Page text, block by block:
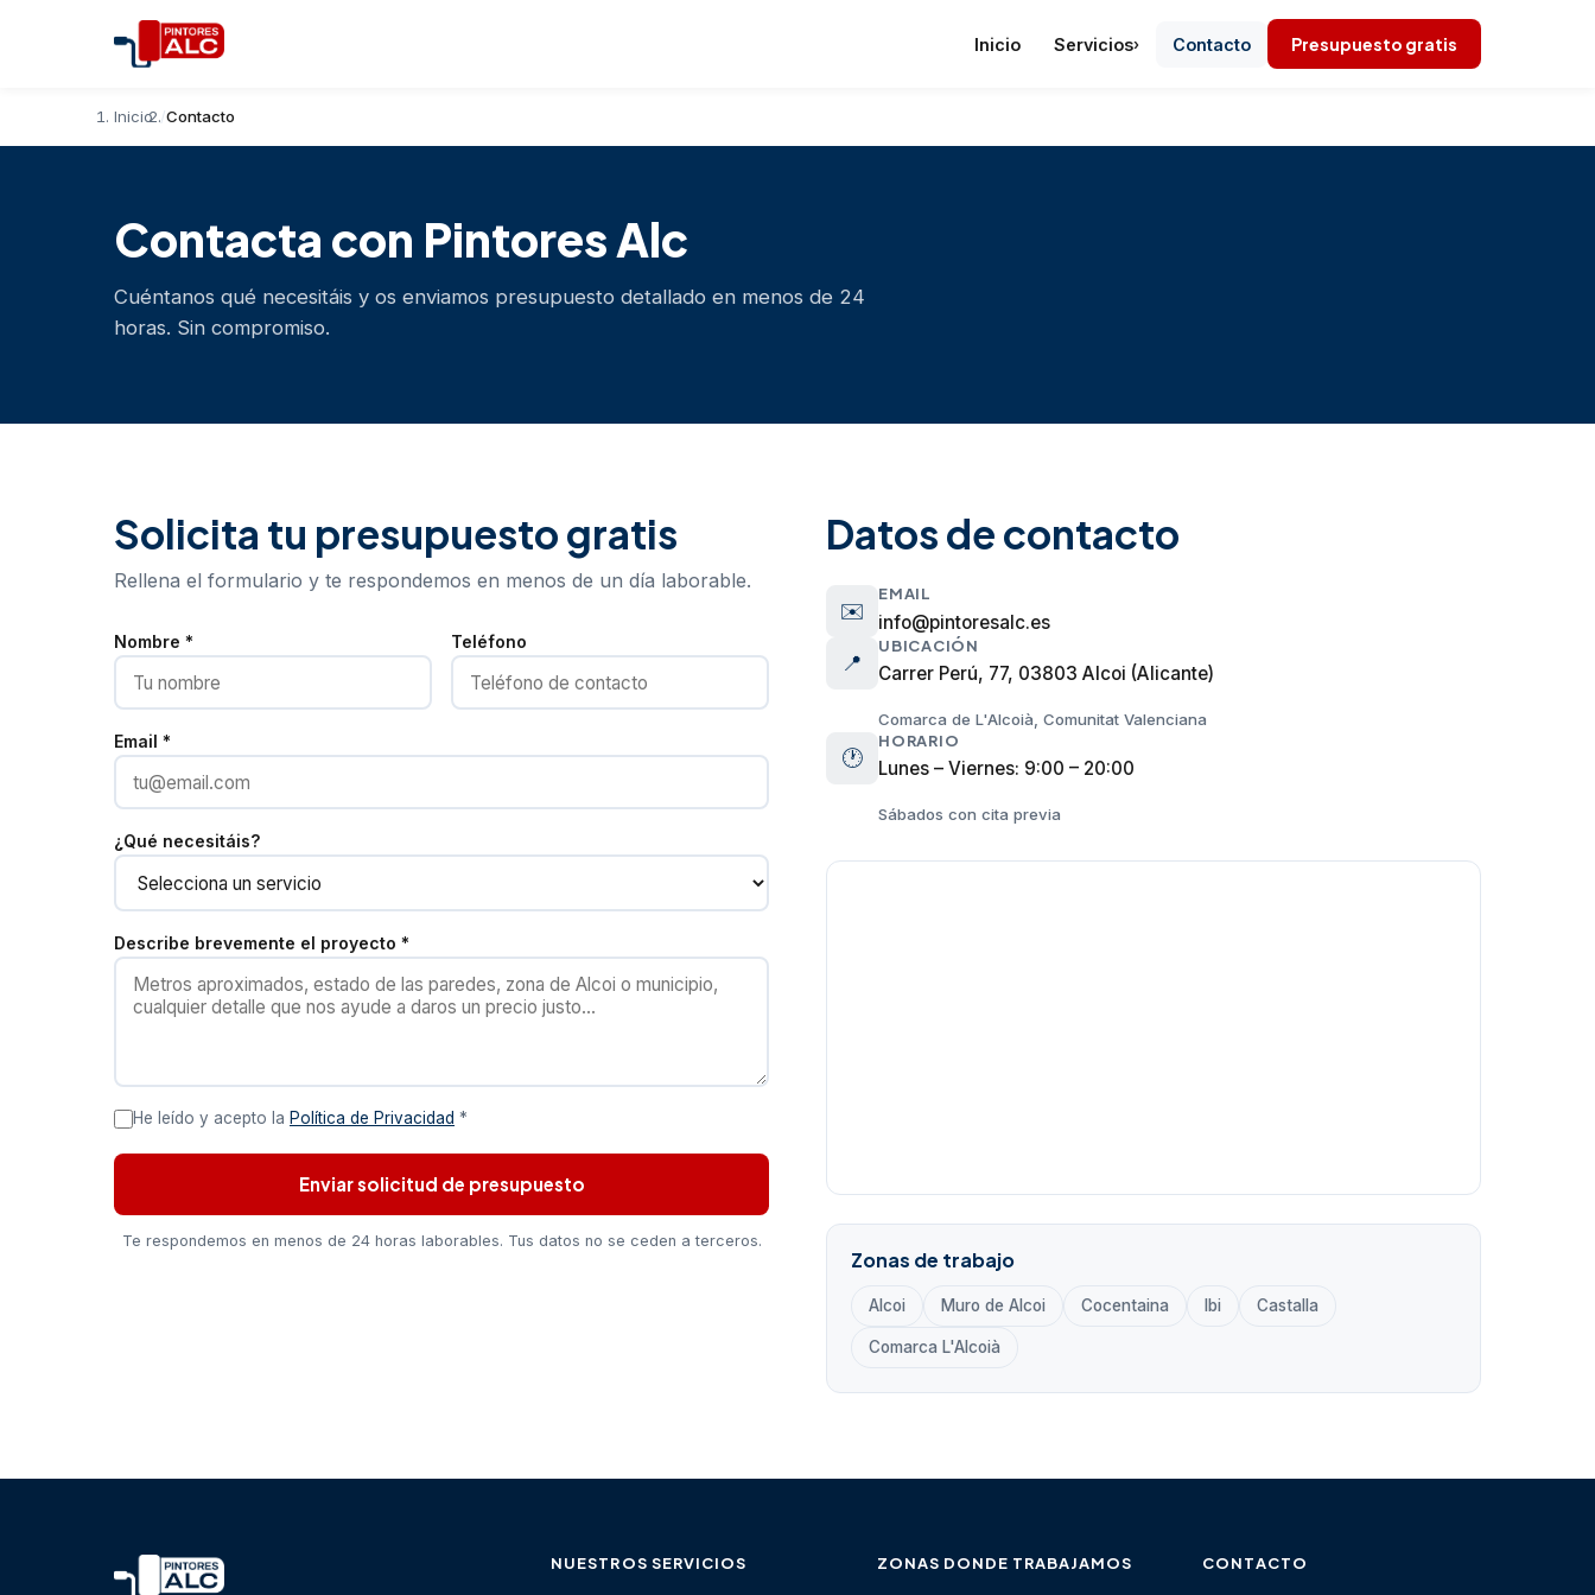
Inicio Servicios› Contacto Presupuesto gratis
Inicio Contacto
Contacta con Pintores Alc
Cuéntanos qué necesitáis y os enviamos presupuesto detallado en menos de 24
horas. Sin compromiso.
Solicita tu presupuesto gratis
Rellena el formulario y te respondemos en menos de un día laborable.
Nombre * Teléfono
Email *
¿Qué necesitáis?
Describe brevemente el proyecto *
He leído y acepto la Política de Privacidad *
Enviar solicitud de presupuesto
Te respondemos en menos de 24 horas laborables. Tus datos no se ceden a terceros.
Datos de contacto
✉️
EMAIL
info@pintoresalc.es
📍
UBICACIÓN
Carrer Perú, 77, 03803 Alcoi (Alicante)
Comarca de L'Alcoià, Comunitat Valenciana
🕐
HORARIO
Lunes – Viernes: 9:00 – 20:00
Sábados con cita previa
Zonas de trabajo
Alcoi Muro de Alcoi Cocentaina Ibi Castalla
Comarca L'Alcoià
NUESTROS SERVICIOS ZONAS DONDE TRABAJAMOS CONTACTO